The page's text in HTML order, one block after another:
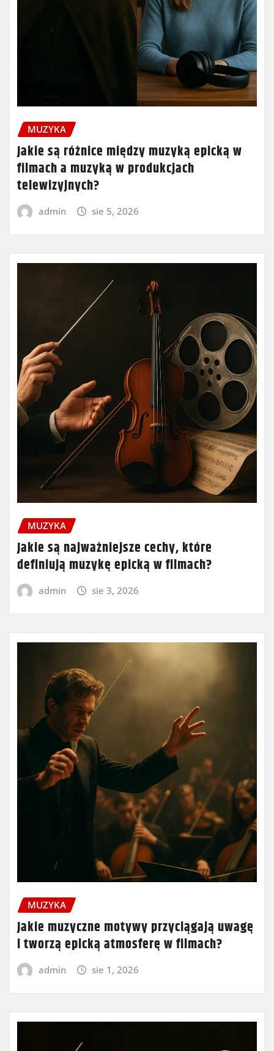
MUZYKA
Jakie są różnice między muzyką epicką w
filmach a muzyką w produkcjach
telewizyjnych?
admin sie 5, 2026
MUZYKA
Jakie są najważniejsze cechy, które
definiują muzykę epicką w filmach?
admin sie 3, 2026
MUZYKA
Jakie muzyczne motywy przyciągają uwagę
i tworzą epicką atmosferę w filmach?
admin sie 1, 2026